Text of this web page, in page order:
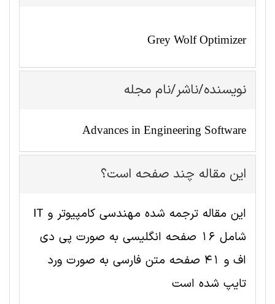
Grey Wolf Optimizer
نویسنده/ناشر/نام مجله
Advances in Engineering Software
این مقاله چند صفحه است؟
این مقاله ترجمه شده مهندسی کامپیوتر و IT
شامل 16 صفحه انگلیسی به صورت پی دی
اف و 41 صفحه متن فارسی به صورت ورد
تایپ شده است